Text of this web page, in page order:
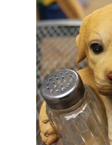
Contact
Glasschilderij
Ornamenten
Verlichting